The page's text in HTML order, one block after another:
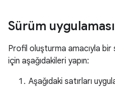
Sürüm
Profil oluşturma amacıyla bir
için aşağıdakileri yapın:
Aşağıdaki satırları